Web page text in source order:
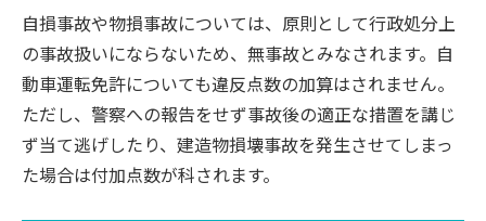
自損事故や物損事故については、原則として行政処分上
の事故扱いにならないため、無事故とみなされます。自
動車運転免許についても違反点数の加算はされません。
ただし、警察への報告をせず事故後の適正な措置を講じ
ず当て逃げしたり、建造物損壊事故を発生させてしまっ
た場合は付加点数が科されます。